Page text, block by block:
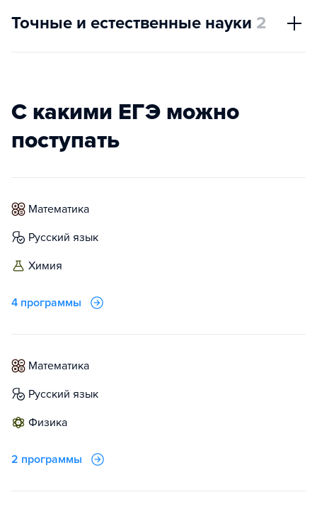
Точные и естественные науки 2
С какими ЕГЭ можно
поступать
математика
русский язык
химия
4 программы
математика
русский язык
физика
2 программы